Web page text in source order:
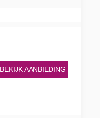
BEKIJK AANBIEDING